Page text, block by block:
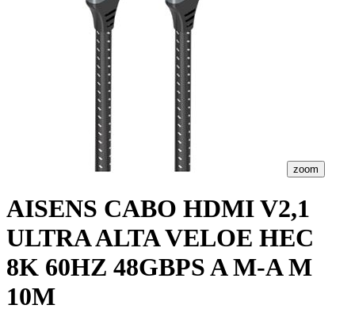
zoom
AISENS CABO HDMI V2,1
ULTRA ALTA VELOE HEC
8K 60HZ 48GBPS A M-A M
10M